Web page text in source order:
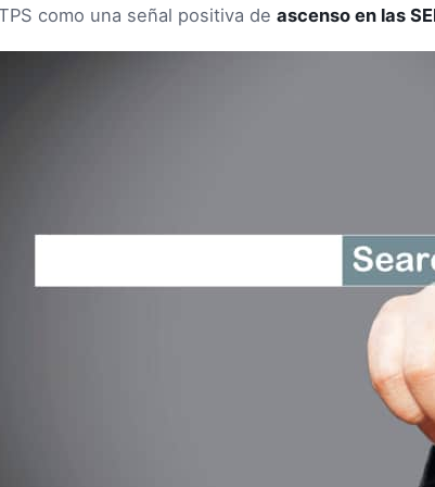
como una señal positiva de ascenso en las